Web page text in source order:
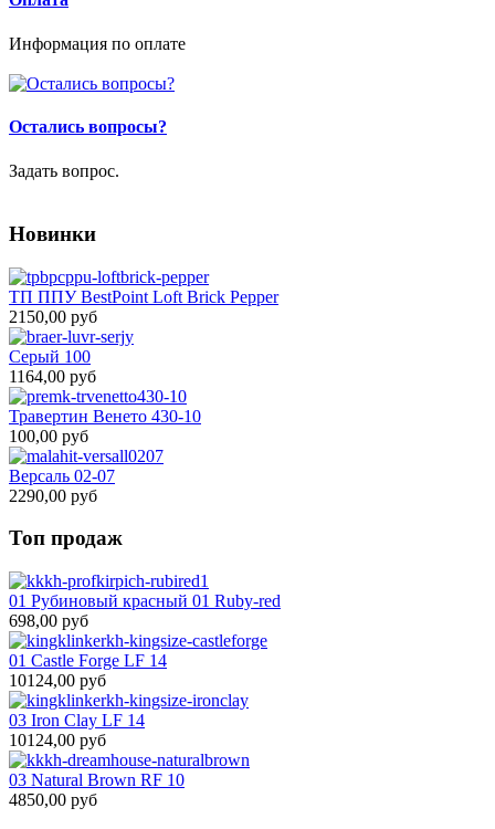
Информация по оплате
Остались вопросы?
Задать вопрос.
Новинки
ТП ППУ BestPoint Loft Brick Pepper
2150,00 руб
Серый 100
1164,00 руб
Травертин Венето 430-10
100,00 руб
Версаль 02-07
2290,00 руб
Топ продаж
01 Рубиновый красный 01 Ruby-red
698,00 руб
01 Castle Forge LF 14
10124,00 руб
03 Iron Clay LF 14
10124,00 руб
03 Natural Brown RF 10
4850,00 руб